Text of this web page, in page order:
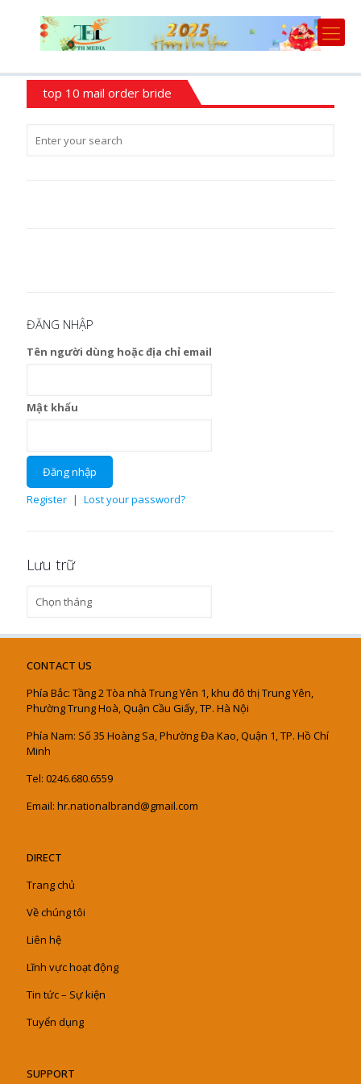
top 10 mail order bride
ĐĂNG NHẬP
Tên người dùng hoặc địa chỉ email
Mật khẩu
Register | Lost your password?
Lưu trữ
trữ
CONTACT US
Phía Bắc: Tầng 2 Tòa nhà Trung Yên 1, khu đô thị Trung Yên,
Phường Trung Hoà, Quận Cầu Giấy, TP. Hà Nội
Phía Nam: Số 35 Hoàng Sa, Phường Đa Kao, Quận 1, TP. Hồ Chí
Minh
Tel: 0246.680.6559
Email: hr.nationalbrand@gmail.com
DIRECT
Trang chủ
Về chúng tôi
Liên hệ
Lĩnh vực hoạt động
Tin tức – Sự kiện
Tuyển dụng
SUPPORT